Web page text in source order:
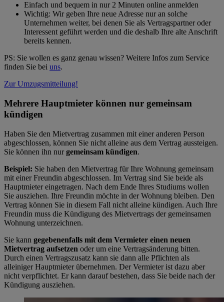
Einfach und bequem in nur 2 Minuten online anmelden
Wichtig: Wir geben Ihre neue Adresse nur an solche
Unternehmen weiter, bei denen Sie als Vertragspartner oder
Interessent geführt werden und die deshalb Ihre alte Anschrift
bereits kennen.
PS: Sie wollen es ganz genau wissen? Weitere Infos zum Service
finden Sie bei uns.
Zur Umzugsmitteilung!
Mehrere Hauptmieter können nur gemeinsam
kündigen
Haben Sie den Mietvertrag zusammen mit einer anderen Person
abgeschlossen, können Sie nicht alleine aus dem Vertrag aussteigen.
Sie können ihn nurgemeinsam kündigen.
Beispiel: Sie haben den Mietvertrag für Ihre Wohnung gemeinsam
mit einer Freundin abgeschlossen. Im Vertrag sind Sie beide als
Hauptmieter eingetragen. Nach dem Ende Ihres Studiums wollen
Sie ausziehen. Ihre Freundin möchte in der Wohnung bleiben. Den
Vertrag können Sie in diesem Fall nicht alleine kündigen. Auch Ihre
Freundin muss die Kündigung des Mietvertrags der gemeinsamen
Wohnung unterzeichnen.
Sie kann gegebenenfalls mit dem Vermieter einen neuen
Mietvertrag aufsetzen oder um eine Vertragsänderung bitten.
Durch einen Vertragszusatz kann sie dann alle Pflichten als
alleiniger Hauptmieter übernehmen. Der Vermieter ist dazu aber
nicht verpflichtet. Er kann darauf bestehen, dass Sie beide nach der
Kündigung ausziehen.